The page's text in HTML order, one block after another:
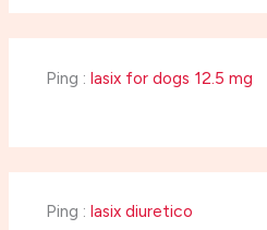
Ping : lasix for dogs 12.5 mg
Ping : lasix diuretico